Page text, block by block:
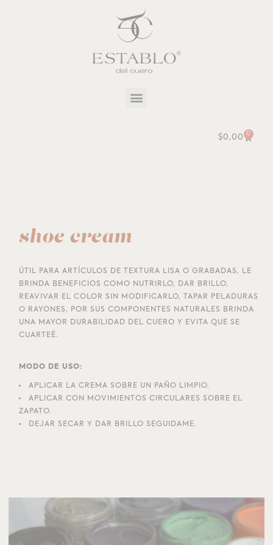
$0,00
0
shoe cream
ÚTIL PARA ARTÍCULOS DE TEXTURA LISA O GRABADAS, LE
BRINDA BENEFICIOS COMO NUTRIRLO, DAR BRILLO,
REAVIVAR EL COLOR SIN MODIFICARLO, TAPAR PELADURAS
O RAYONES, POR SUS COMPONENTES NATURALES BRINDA
UNA MAYOR DURABILIDAD DEL CUERO Y EVITA QUE SE
CUARTEÉ.
MODO DE USO:
APLICAR LA CREMA SOBRE UN PAÑO LIMPIO.
APLICAR CON MOVIMIENTOS CIRCULARES SOBRE EL
ZAPATO.
DEJAR SECAR Y DAR BRILLO SEGUIDAME.